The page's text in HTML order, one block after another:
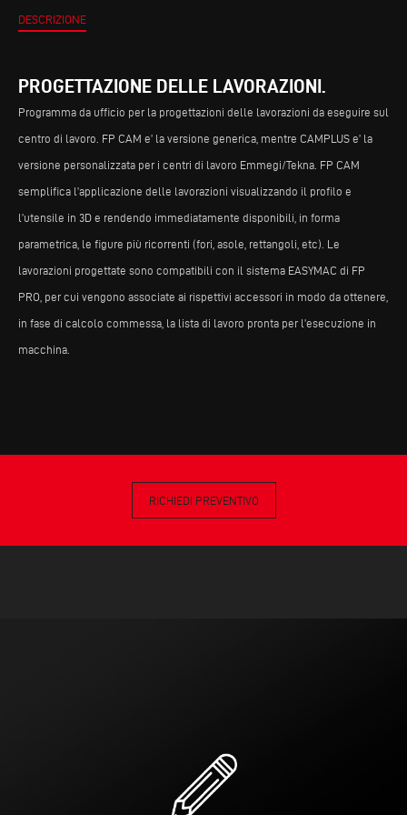
DESCRIZIONE
PROGETTAZIONE DELLE LAVORAZIONI.
Programma da ufficio per la progettazioni delle lavorazioni da eseguire sul
centro di lavoro. FP CAM e’ la versione generica, mentre CAMPLUS e’ la
versione personalizzata per i centri di lavoro Emmegi/Tekna. FP CAM
semplifica l’applicazione delle lavorazioni visualizzando il profilo e
l’utensile in 3D e rendendo immediatamente disponibili, in forma
parametrica, le figure più ricorrenti (fori, asole, rettangoli, etc). Le
lavorazioni progettate sono compatibili con il sistema EASYMAC di FP
PRO, per cui vengono associate ai rispettivi accessori in modo da ottenere,
in fase di calcolo commessa, la lista di lavoro pronta per l’esecuzione in
macchina.
RICHIEDI PREVENTIVO